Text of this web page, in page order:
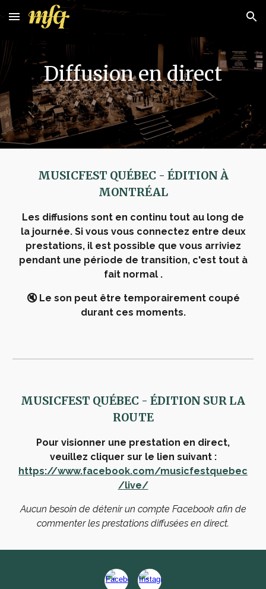
Skip to main content Skip to navigation
Diffusion en direct
MUSICFEST QUÉBEC - ÉDITION À
MONTRÉAL
Les diffusions sont en continu tout au long de
la journée. Si vous vous connectez entre deux
prestations, il est possible que vous arriviez
pendant une période de transition, c'est tout à
fait normal .
🔇 Le son peut être temporairement coupé
durant ces moments.
MUSICFEST QUÉBEC - ÉDITION SUR LA
ROUTE
Pour visionner une prestation en direct,
veuillez cliquer sur le lien suivant :
https://www.facebook.com/musicfestquebec
/live/
Aucun besoin de détenir un compte Facebook afin de
commenter les prestations diffusées en direct.